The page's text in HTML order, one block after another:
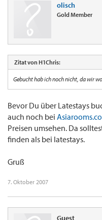
olisch
Gold Member
Zitat von H1Chris:
Gebucht hab ich noch nicht, da wir
Bevor Du über Latestays
auch noch bei
Preisen umsehen. Da
finden als bei latestays.
Gruß
7. Oktober 2007
Guest